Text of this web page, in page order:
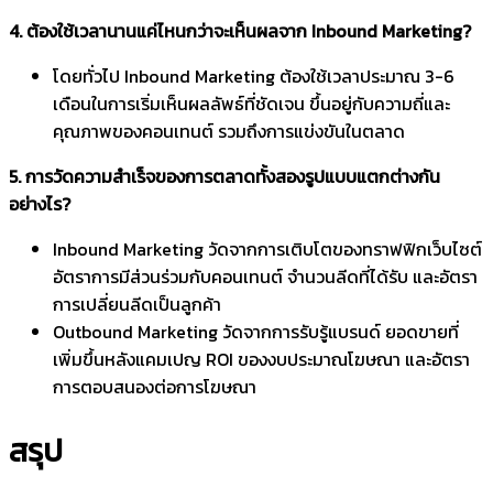
4. ต้องใช้เวลานานแค่ไหนกว่าจะเห็นผลจาก Inbound Marketing?
โดยทั่วไป Inbound Marketing ต้องใช้เวลาประมาณ 3-6
เดือนในการเริ่มเห็นผลลัพธ์ที่ชัดเจน ขึ้นอยู่กับความถี่และ
คุณภาพของคอนเทนต์ รวมถึงการแข่งขันในตลาด
5. การวัดความสำเร็จของการตลาดทั้งสองรูปแบบแตกต่างกัน
อย่างไร?
Inbound Marketing วัดจากการเติบโตของทราฟฟิกเว็บไซต์
อัตราการมีส่วนร่วมกับคอนเทนต์ จำนวนลีดที่ได้รับ และอัตรา
การเปลี่ยนลีดเป็นลูกค้า
Outbound Marketing วัดจากการรับรู้แบรนด์ ยอดขายที่
เพิ่มขึ้นหลังแคมเปญ ROI ของงบประมาณโฆษณา และอัตรา
การตอบสนองต่อการโฆษณา
สรุป